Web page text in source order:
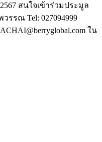
สนใจเข้าร่วมประมูล
รรณ Tel: 027094999
ใน